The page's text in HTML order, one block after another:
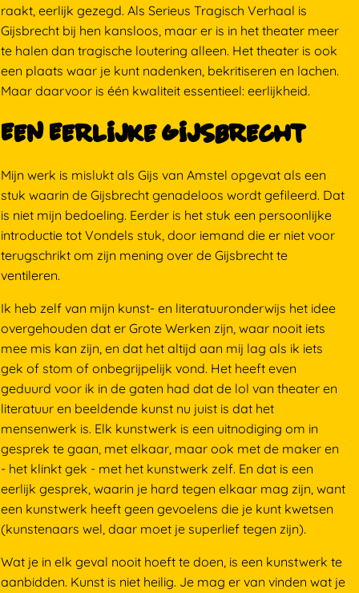
raakt, eerlijk gezegd. Als Serieus Tragisch Verhaal is
Gijsbrecht bij hen kansloos, maar er is in het theater meer
te halen dan tragische loutering alleen. Het theater is ook
een plaats waar je kunt nadenken, bekritiseren en lachen.
Maar daarvoor is één kwaliteit essentieel: eerlijkheid.
Een Eerlijke Gijsbrecht
Mijn werk is mislukt als Gijs van Amstel opgevat als een
stuk waarin de Gijsbrecht genadeloos wordt gefileerd. Dat
is niet mijn bedoeling. Eerder is het stuk een persoonlijke
introductie tot Vondels stuk, door iemand die er niet voor
terugschrikt om zijn mening over de Gijsbrecht te
ventileren.
Ik heb zelf van mijn kunst- en literatuuronderwijs het idee
overgehouden dat er Grote Werken zijn, waar nooit iets
mee mis kan zijn, en dat het altijd aan mij lag als ik iets
gek of stom of onbegrijpelijk vond. Het heeft even
geduurd voor ik in de gaten had dat de lol van theater en
literatuur en beeldende kunst nu juist is dat het
mensenwerk is. Elk kunstwerk is een uitnodiging om in
gesprek te gaan, met elkaar, maar ook met de maker en
- het klinkt gek - met het kunstwerk zelf. En dat is een
eerlijk gesprek, waarin je hard tegen elkaar mag zijn, want
een kunstwerk heeft geen gevoelens die je kunt kwetsen
(kunstenaars wel, daar moet je superlief tegen zijn).
Wat je in elk geval nooit hoeft te doen, is een kunstwerk te
aanbidden. Kunst is niet heilig. Je mag er van vinden wat je